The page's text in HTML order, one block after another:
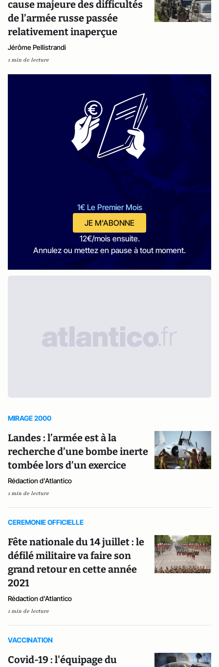
cause majeure des difficultés
de l’armée russe passée
relativement inaperçue
Jérôme Pellistrandi
1 min de lecture
1€ Le Premier Mois
JE M'ABONNE
12€/mois ensuite.
Annulez ou mettez en pause à tout moment.
MIRAGE 2000
Landes : l’armée est à la
recherche d’une bombe inerte
tombée lors d’un exercice
Rédaction d'Atlantico
1 min de lecture
CEREMONIE OFFICIELLE
Fête nationale du 14 juillet : le
défilé militaire va faire son
grand retour en cette année
2021
Rédaction d'Atlantico
1 min de lecture
VACCINATION
Covid-19 : l'équipage du